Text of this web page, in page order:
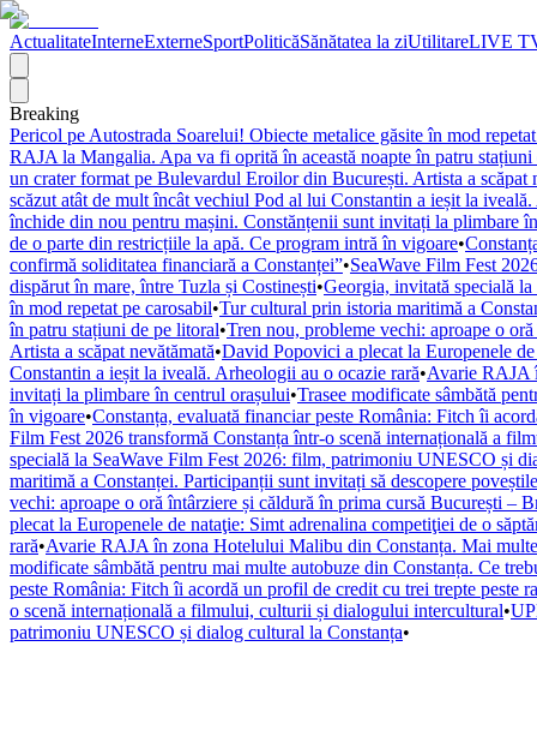
ActualitateInterneExterneSportPoliticăSănătatea la ziUtilitareLIVE
Breaking
Pericol pe Autostrada Soarelui! Obiecte metalice găsite în mod
RAJA la Mangalia. Apa va fi oprită în această noapte în patru stațiuni
un crater format pe Bulevardul Eroilor din București. Artista a scăpat
scăzut atât de mult încât vechiul Pod al lui Constantin a ieșit la
închide din nou pentru mașini. Constănțenii sunt invitați la plimbare
de o parte din restricțiile la apă. Ce program intră în vigoare•
confirmă soliditatea financiară a Constanței”•SeaWave Film Fest
dispărut în mare, între Tuzla și Costinești•Georgia, invitată specială
în mod repetat pe carosabil•Tur cultural prin istoria maritimă a
în patru stațiuni de pe litoral•Tren nou, probleme vechi: aproape o
Artista a scăpat nevătămată•David Popovici a plecat la Europenele
Constantin a ieșit la iveală. Arheologii au o ocazie rară•Avarie RAJA
invitați la plimbare în centrul orașului•Trasee modificate sâmbătă
în vigoare•Constanța, evaluată financiar peste România: Fitch îi
Film Fest 2026 transformă Constanța într-o scenă internațională a
specială la SeaWave Film Fest 2026: film, patrimoniu UNESCO și
maritimă a Constanței. Participanții sunt invitați să descopere
vechi: aproape o oră întârziere și căldură în prima cursă București –
plecat la Europenele de nataţie: Simt adrenalina competiţiei de o
rară•Avarie RAJA în zona Hotelului Malibu din Constanța. Mai
modificate sâmbătă pentru mai multe autobuze din Constanța. Ce
peste România: Fitch îi acordă un profil de credit cu trei trepte
o scenă internațională a filmului, culturii și dialogului intercultural•
patrimoniu UNESCO și dialog cultural la Constanța•